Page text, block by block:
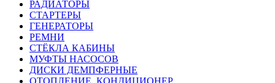
РАДИАТОРЫ
СТАРТЕРЫ
ГЕНЕРАТОРЫ
РЕМНИ
СТЁКЛА КАБИНЫ
МУФТЫ НАСОСОВ
ДИСКИ ДЕМПФЕРНЫЕ